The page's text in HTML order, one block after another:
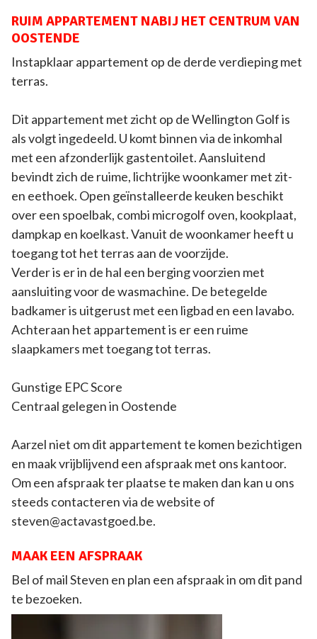
RUIM APPARTEMENT NABIJ HET CENTRUM VAN
OOSTENDE
Instapklaar appartement op de derde verdieping met
terras.
Dit appartement met zicht op de Wellington Golf is
als volgt ingedeeld. U komt binnen via de inkomhal
met een afzonderlijk gastentoilet. Aansluitend
bevindt zich de ruime, lichtrijke woonkamer met zit-
en eethoek. Open geïnstalleerde keuken beschikt
over een spoelbak, combi microgolf oven, kookplaat,
dampkap en koelkast. Vanuit de woonkamer heeft u
toegang tot het terras aan de voorzijde.
Verder is er in de hal een berging voorzien met
aansluiting voor de wasmachine. De betegelde
badkamer is uitgerust met een ligbad en een lavabo.
Achteraan het appartement is er een ruime
slaapkamers met toegang tot terras.
Gunstige EPC Score
Centraal gelegen in Oostende
Aarzel niet om dit appartement te komen bezichtigen
en maak vrijblijvend een afspraak met ons kantoor.
Om een afspraak ter plaatse te maken dan kan u ons
steeds contacteren via de website of
steven@actavastgoed.be.
MAAK EEN AFSPRAAK
Bel of mail Steven en plan een afspraak in om dit pand
te bezoeken.